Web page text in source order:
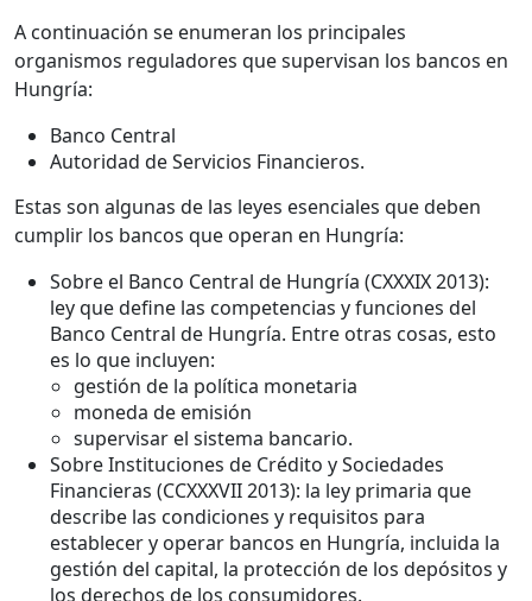
A continuación se enumeran los principales
organismos reguladores que supervisan los bancos en
Hungría:
Banco Central
Autoridad de Servicios Financieros.
Estas son algunas de las leyes esenciales que deben
cumplir los bancos que operan en Hungría:
Sobre el Banco Central de Hungría (CXXXIX 2013):
ley que define las competencias y funciones del
Banco Central de Hungría. Entre otras cosas, esto
es lo que incluyen:
gestión de la política monetaria
moneda de emisión
supervisar el sistema bancario.
Sobre Instituciones de Crédito y Sociedades
Financieras (CCXXXVII 2013): la ley primaria que
describe las condiciones y requisitos para
establecer y operar bancos en Hungría, incluida la
gestión del capital, la protección de los depósitos y
los derechos de los consumidores.